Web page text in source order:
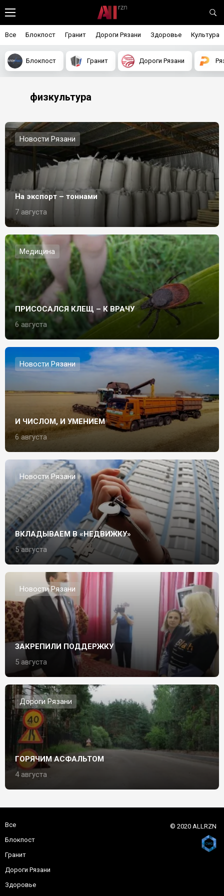
Все Блокпост Гранит Дороги Рязани Здоровье Культура
Блокпост Гранит Дороги Рязани
физкультура
Новости Рязани
На экспорт – тоннами
7 августа
Медицина
ПРИСОСАЛСЯ КЛЕЩ – К ВРАЧУ
6 августа
Новости Рязани
И ЧИСЛОМ, И УМЕНИЕМ
6 августа
Новости Рязани
ВКЛАДЫВАЕМ В «НЕДВИЖКУ»
5 августа
Новости Рязани
ЗАКРЕПИЛИ ПОДДЕРЖКУ
5 августа
Дороги Рязани
ГОРЯЧИМ АСФАЛЬТОМ
4 августа
Все
Блокпост
Гранит
Дороги Рязани
Здоровье
© 2020 ALLRZN